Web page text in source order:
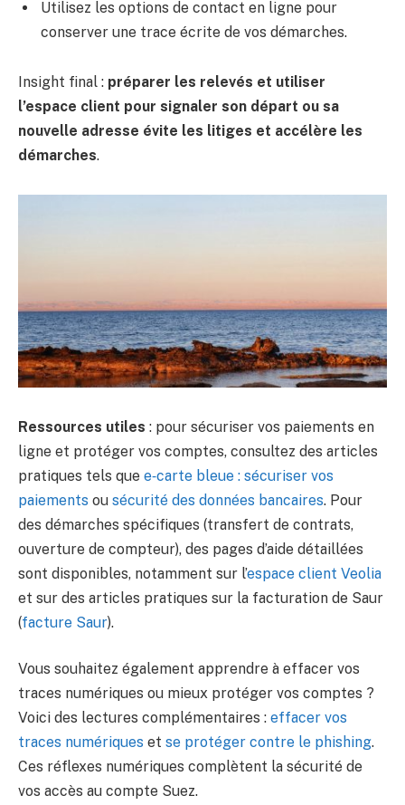
Utilisez les options de contact en ligne pour
conserver une trace écrite de vos démarches.
Insight final : préparer les relevés et utiliser
l’espace client pour signaler son départ ou sa
nouvelle adresse évite les litiges et accélère les
démarches.
Ressources utiles : pour sécuriser vos paiements en
ligne et protéger vos comptes, consultez des articles
pratiques tels que e‑carte bleue : sécuriser vos
paiements ou sécurité des données bancaires. Pour
des démarches spécifiques (transfert de contrats,
ouverture de compteur), des pages d’aide détaillées
sont disponibles, notamment sur l’espace client Veolia
et sur des articles pratiques sur la facturation de Saur
(facture Saur).
Vous souhaitez également apprendre à effacer vos
traces numériques ou mieux protéger vos comptes ?
Voici des lectures complémentaires : effacer vos
traces numériques et se protéger contre le phishing.
Ces réflexes numériques complètent la sécurité de
vos accès au compte Suez.